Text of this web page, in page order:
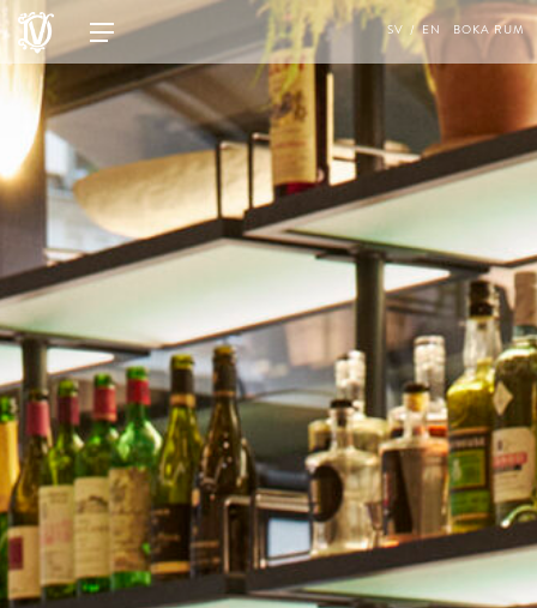
SV EN BOKA RUM